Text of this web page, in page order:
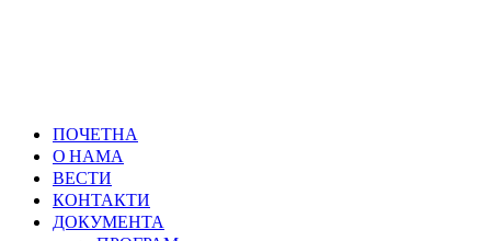
ПОЧЕТНА
О НАМА
ВЕСТИ
КОНТАКТИ
ДОКУМЕНТА